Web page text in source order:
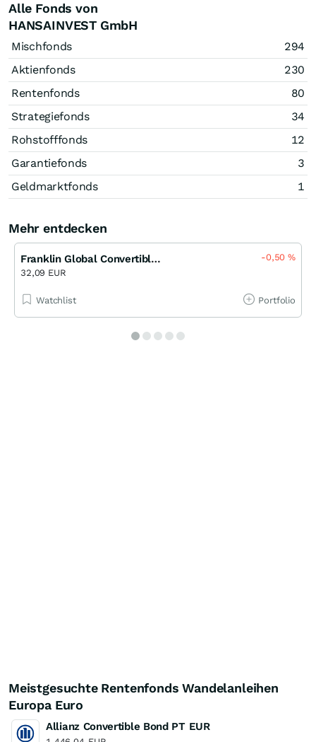
Alle Fonds von
HANSAINVEST GmbH
Mischfonds
294
Aktienfonds
230
Rentenfonds
80
Strategiefonds
34
Rohstofffonds
12
Garantiefonds
3
Geldmarktfonds
1
Mehr entdecken
Franklin Global Convertible Securities Fund N (acc) EUR
32,09 EUR
-0,50%
Watchlist Portfolio
Meistgesuchte Rentenfonds Wandelanleihen
Europa Euro
Allianz Convertible Bond PT EUR